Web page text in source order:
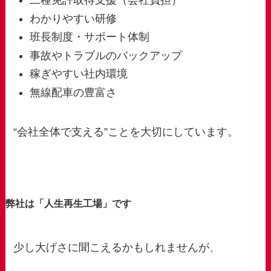
わかりやすい研修
班長制度・サポート体制
事故やトラブルのバックアップ
稼ぎやすい社内環境
無線配車の豊富さ
“会社全体で支える”ことを大切にしています。
弊社は「人生再生工場」です
少し大げさに聞こえるかもしれませんが、